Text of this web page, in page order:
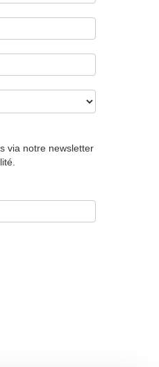
via notre newsletter